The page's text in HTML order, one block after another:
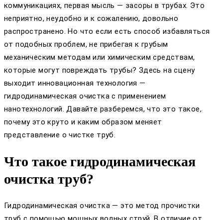
коммуникациях, первая мысль — засоры в трубах. Это
неприятно, неудобно и к сожалению, довольно
распространено. Но что если есть способ избавляться
от подобных проблем, не прибегая к грубым
механическим методам или химическим средствам,
которые могут повреждать трубы? Здесь на сцену
выходит инновационная технология —
гидродинамическая очистка с применением
нанотехнологий. Давайте разберемся, что это такое,
почему это круто и каким образом меняет
представление о чистке труб.
Что такое гидродинамическая
очистка труб?
Гидродинамическая очистка — это метод прочистки